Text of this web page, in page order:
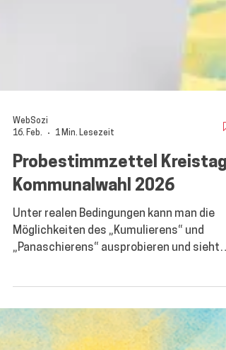
Probestimmzettel Kreistag
Kommunalwahl 2026